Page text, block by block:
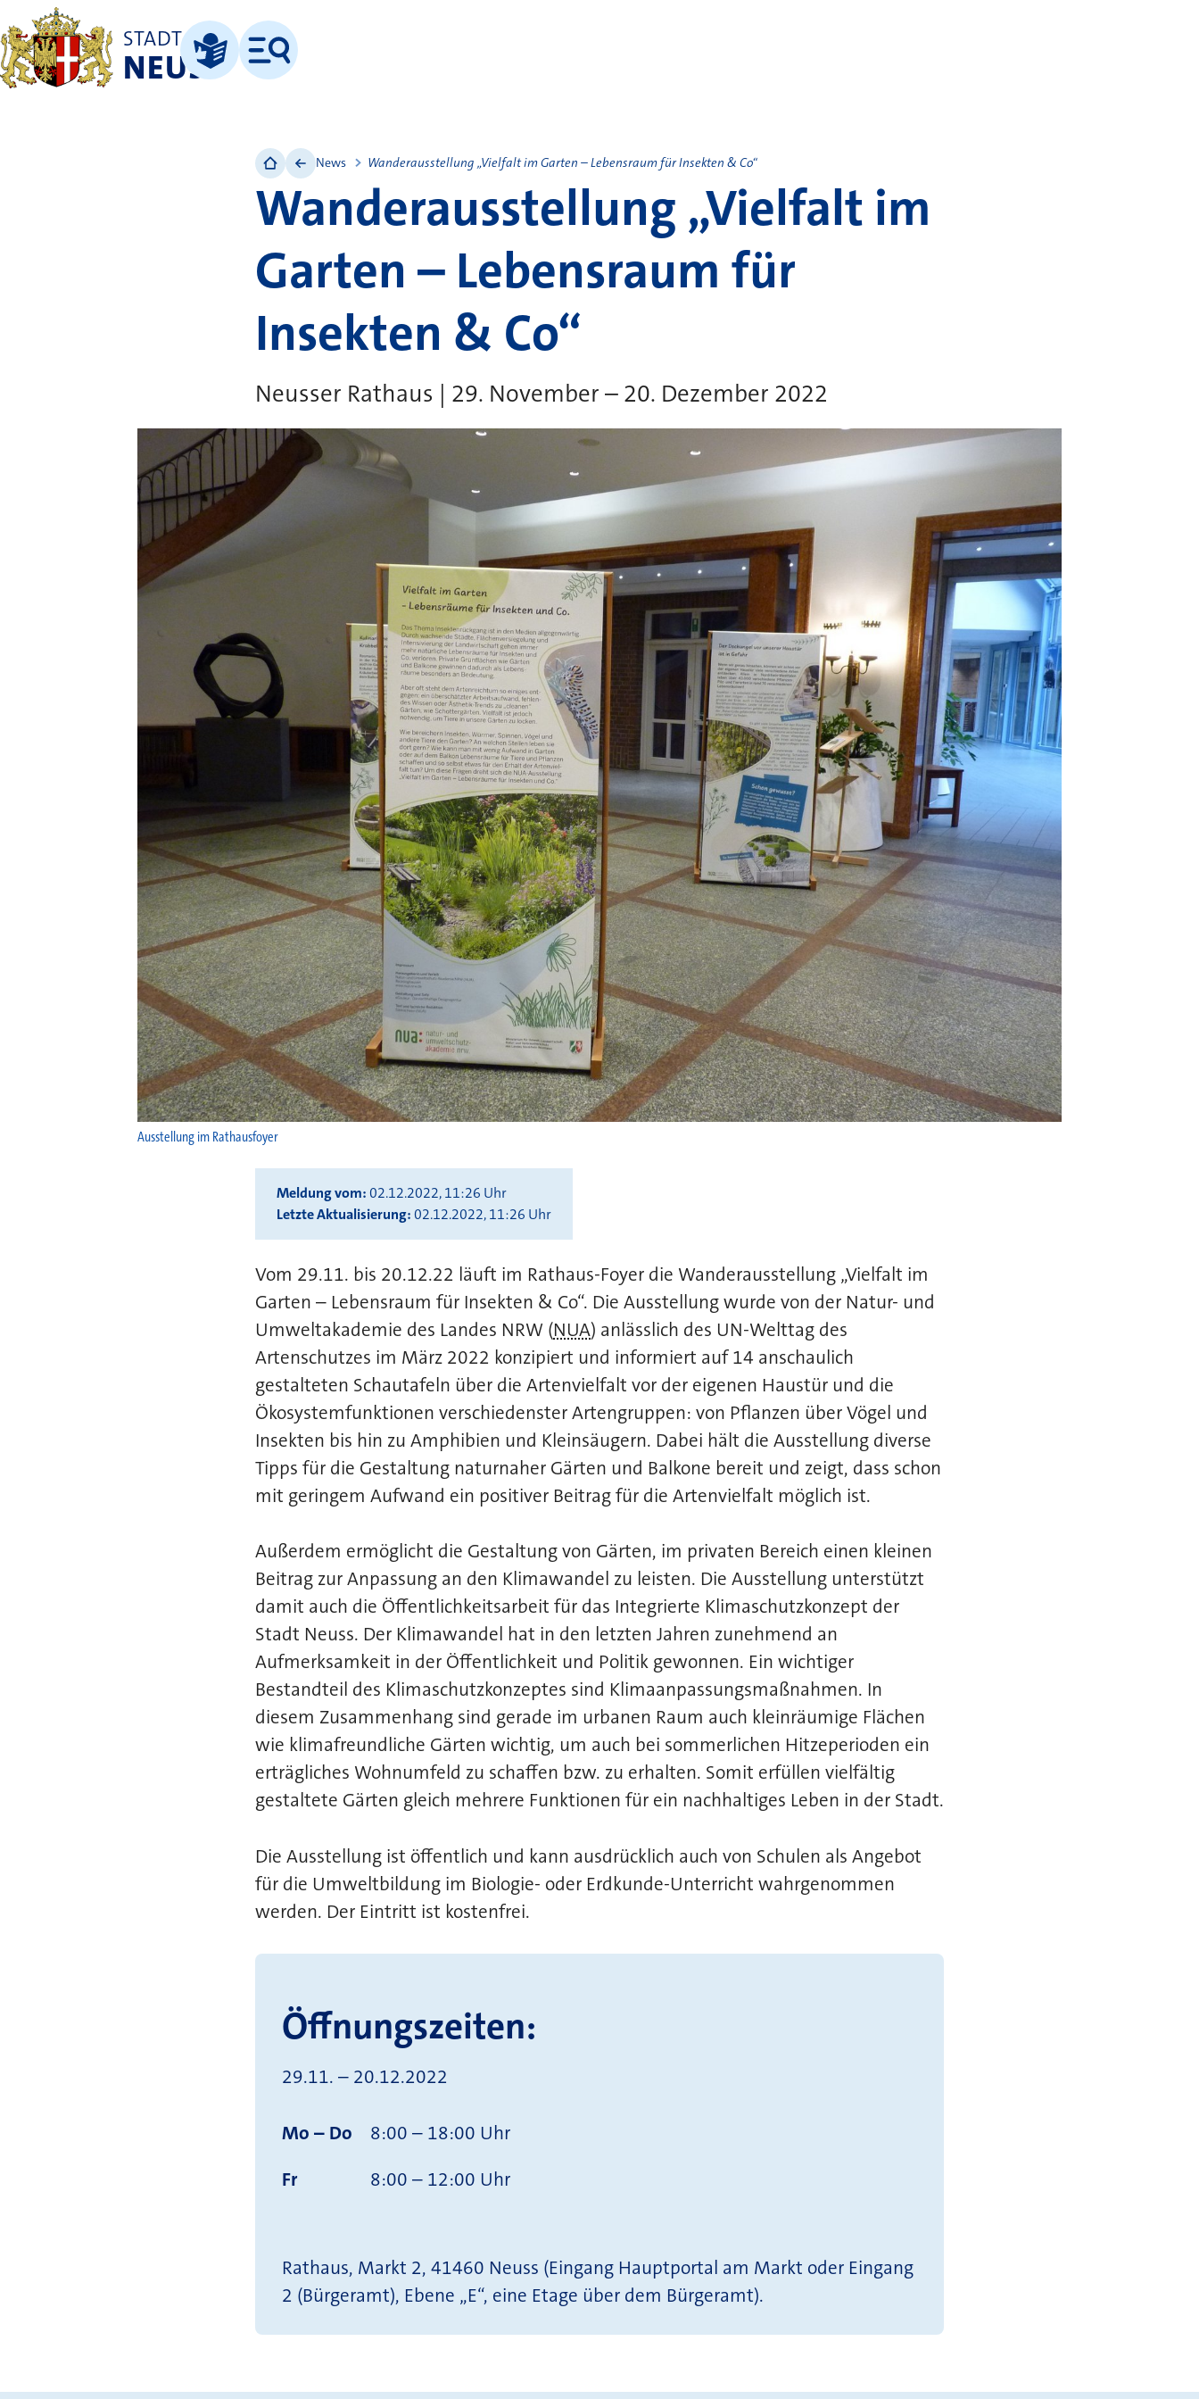
STADT
NEUSSLeichte Sprache
Menü
Ausstellung im Rathausfoyer
News Wanderausstellung „Vielfalt im Garten – Lebensraum für Insekten & Co“
Wanderausstellung „Vielfalt im
Garten – Lebensraum für
Insekten & Co“
Neusser Rathaus | 29. November – 20. Dezember 2022
Meldung vom 02.12.2022, 11:26 Uhr
Letzte Aktualisierung 02.12.2022, 11:26 Uhr
Vom 29.11. bis 20.12.22 läuft im Rathaus-Foyer die Wanderausstellung „Vielfalt im
Garten – Lebensraum für Insekten & Co“. Die Ausstellung wurde von der Natur- und
Umweltakademie des Landes NRW (NUA) anlässlich des UN-Welttag des
Artenschutzes im März 2022 konzipiert und informiert auf 14 anschaulich
gestalteten Schautafeln über die Artenvielfalt vor der eigenen Haustür und die
Ökosystemfunktionen verschiedenster Artengruppen: von Pflanzen über Vögel und
Insekten bis hin zu Amphibien und Kleinsäugern. Dabei hält die Ausstellung diverse
Tipps für die Gestaltung naturnaher Gärten und Balkone bereit und zeigt, dass schon
mit geringem Aufwand ein positiver Beitrag für die Artenvielfalt möglich ist.
Außerdem ermöglicht die Gestaltung von Gärten, im privaten Bereich einen kleinen
Beitrag zur Anpassung an den Klimawandel zu leisten. Die Ausstellung unterstützt
damit auch die Öffentlichkeitsarbeit für das Integrierte Klimaschutzkonzept der
Stadt Neuss. Der Klimawandel hat in den letzten Jahren zunehmend an
Aufmerksamkeit in der Öffentlichkeit und Politik gewonnen. Ein wichtiger
Bestandteil des Klimaschutzkonzeptes sind Klimaanpassungsmaßnahmen. In
diesem Zusammenhang sind gerade im urbanen Raum auch kleinräumige Flächen
wie klimafreundliche Gärten wichtig, um auch bei sommerlichen Hitzeperioden ein
erträgliches Wohnumfeld zu schaffen bzw. zu erhalten. Somit erfüllen vielfältig
gestaltete Gärten gleich mehrere Funktionen für ein nachhaltiges Leben in der Stadt.
Die Ausstellung ist öffentlich und kann ausdrücklich auch von Schulen als Angebot
für die Umweltbildung im Biologie- oder Erdkunde-Unterricht wahrgenommen
werden. Der Eintritt ist kostenfrei.
Öffnungszeiten:
29.11. – 20.12.2022
Mo – Do
8:00 – 18:00 Uhr
Fr
8:00 – 12:00 Uhr
Rathaus, Markt 2, 41460 Neuss (Eingang Hauptportal am Markt oder Eingang
2 (Bürgeramt), Ebene „E“, eine Etage über dem Bürgeramt).